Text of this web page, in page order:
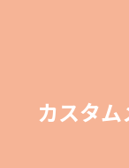
カスタ